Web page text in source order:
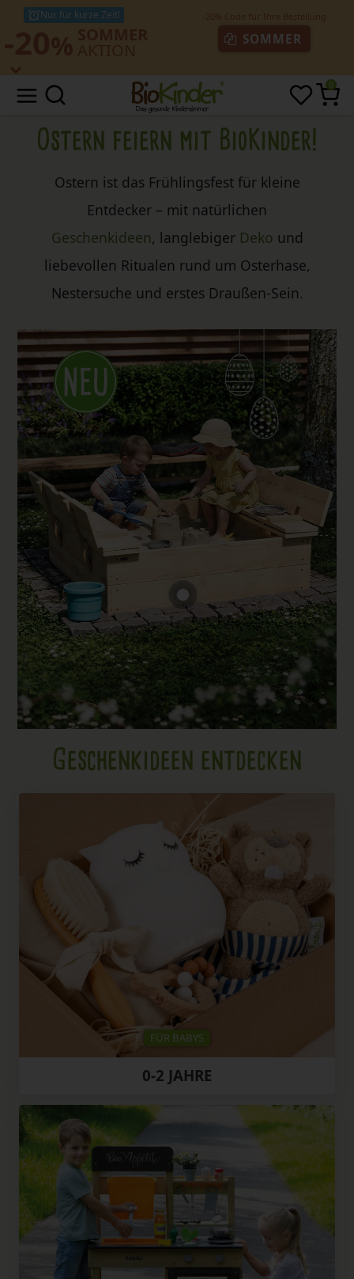
Nur für kurze Zeit!
SOMMER
0
Ostern feiern mit BioKinder!
Ostern ist das Frühlingsfest für kleine
Entdecker – mit natürlichen
Geschenkideen, langlebiger Deko und
liebevollen Ritualen rund um Osterhase,
Nestersuche und erstes Draußen‑Sein.
Geschenkideen entdecken
FÜR BABYS
0-2 JAHRE